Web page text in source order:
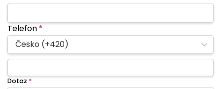
Telefon*
Česko (+420)
Dotaz *